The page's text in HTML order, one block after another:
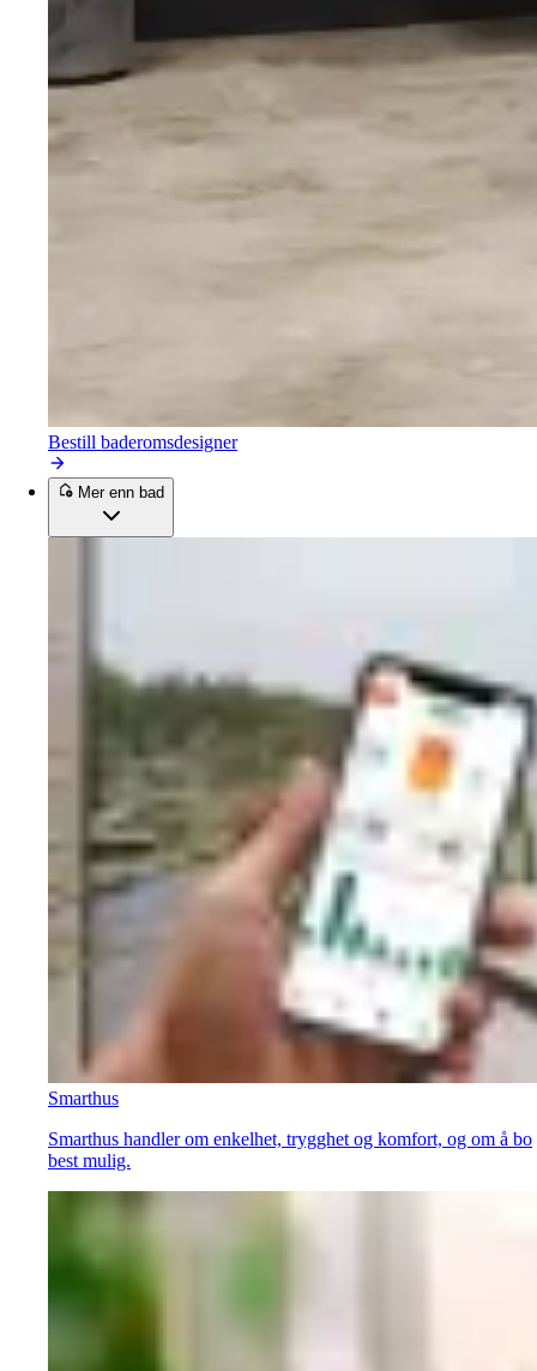
Bestill baderomsdesigner
Mer enn bad
Smarthus
Smarthus handler om enkelhet, trygghet og komfort, og om å bo
best mulig.